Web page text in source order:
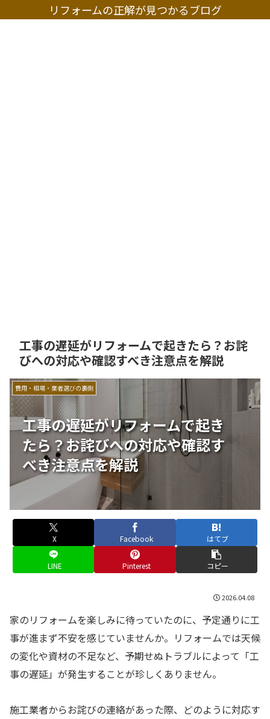
リフォームの正解が見つかるブログ
工事の遅延がリフォームで起きたら？お詫
びへの対応や確認すべき注意点を解説
工事の遅延がリフォームで起き
たら？お詫びへの対応や確認す
べき注意点を解説
費用・相場・業者選びの裏側
X Facebook はてブ
LINE Pinterest コピー
2026.04.08
家のリフォームを楽しみに待っていたのに、予定通りに工
事が進まず不安を感じていませんか。リフォームでは天候
の変化や資材の不足など、予期せぬトラブルによって「工
事の遅延」が発生することが珍しくありません。
施工業者からお詫びの連絡があった際、どのように対応す